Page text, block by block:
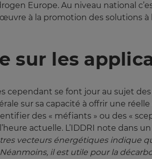
Europe. Au niveau national
à la promotion des solutions à
sur les
cependant se font jour au sujet
sur sa capacité à offrir une
des « méfiants » ou des «
actuelle. L’IDDRI note dans un
vecteurs énergétiques indique
il est utile pour la